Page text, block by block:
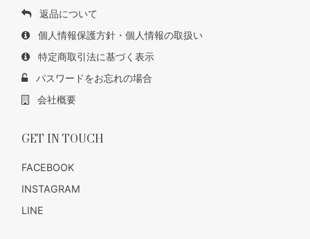
返品について
個人情報保護方針・個人情報の取扱い
特定商取引法に基づく表示
パスワードをお忘れの場合
会社概要
GET IN TOUCH
FACEBOOK
INSTAGRAM
LINE